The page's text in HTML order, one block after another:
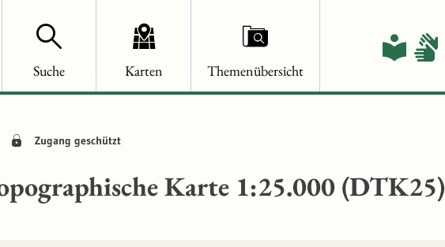
Suche Karten Themenübersicht
Zugang geschützt
Karte 1:25.000 (DTK25)